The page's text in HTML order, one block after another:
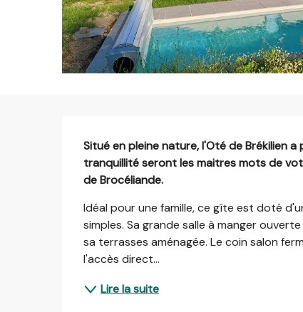
Situé en pleine nature, l'Oté de Brékilien
tranquillité seront les maitres mots de
de Brocéliande.
Idéal pour une famille, ce gîte est doté
simples. Sa grande salle à manger
sa terrasses aménagée. Le coin salon
l'accès direct...
Lire la suite